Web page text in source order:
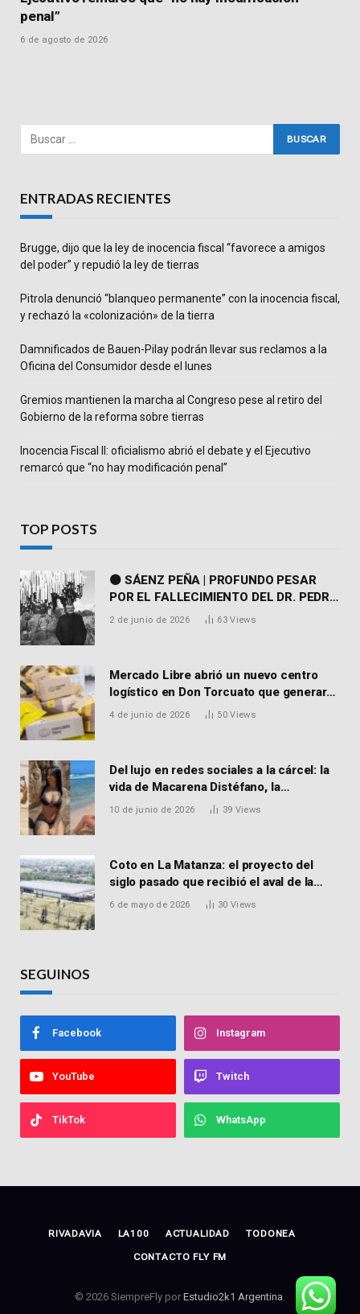
penal”
6 de agosto de 2026
ENTRADAS RECIENTES
Brugge, dijo que la ley de inocencia fiscal “favorece a amigos
del poder” y repudió la ley de tierras
Pitrola denunció “blanqueo permanente” con la inocencia fiscal,
y rechazó la «colonización» de la tierra
Damnificados de Bauen-Pilay podrán llevar sus reclamos a la
Oficina del Consumidor desde el lunes
Gremios mantienen la marcha al Congreso pese al retiro del
Gobierno de la reforma sobre tierras
Inocencia Fiscal II: oficialismo abrió el debate y el Ejecutivo
remarcó que “no hay modificación penal”
TOP POSTS
⚫ SÁENZ PEÑA | PROFUNDO PESAR
POR EL FALLECIMIENTO DEL DR. PEDRO
MARTORELL
2 de junio de 2026 63Views
Mercado Libre abrió un nuevo centro
logístico en Don Torcuato que generará
900 empleos: cómo enviar el CV
4 de junio de 2026 50Views
Del lujo en redes sociales a la cárcel: la
vida de Macarena Distéfano, la
influencer de San Martín acusada de
10 de junio de 2026 39 Views
Coto en La Matanza: el proyecto del
siglo pasado que recibió el aval de la
Justicia para reactivar una obra frenada
6 de mayo de 2026 30 Views
SEGUINOS
Facebook Instagram
YouTube Twitch
TikTok WhatsApp
RIVADAVIA LA100 ACTUALIDAD TODONEA
CONTACTO FLY FM
© 2026 SiempreFly por Estudio2k1 Argentina